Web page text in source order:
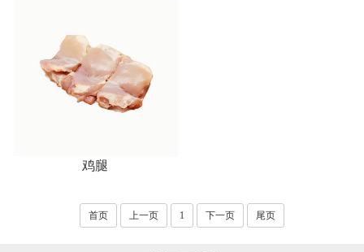
鸡腿
首页 上一页 1 下一页 尾页